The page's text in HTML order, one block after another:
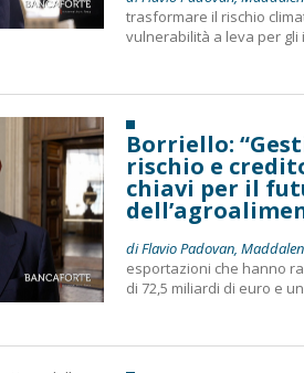
trasformare il rischio
vulnerabilità a leva per gli
Borriello:
rischio e
chiavi per il
di Flavio Padovan,
esportazioni che hanno
di 72,5 miliardi di euro e